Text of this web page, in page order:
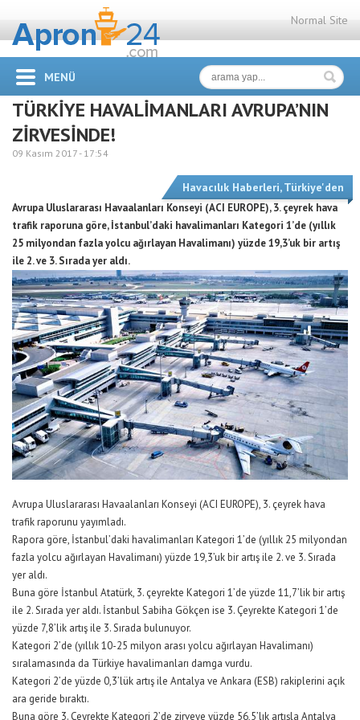
Normal Site
MENÜ
TÜRKİYE HAVALİMANLARI AVRUPA’NIN
ZİRVESİNDE!
09 Kasım 2017 - 17:54
Havacılık Haberleri,Türkiye'den
Avrupa Uluslararası Havaalanları Konseyi (ACI EUROPE), 3. çeyrek hava
trafik raporuna göre, İstanbul’daki havalimanları Kategori 1’de (yıllık
25 milyondan fazla yolcu ağırlayan Havalimanı) yüzde 19,3’uk bir artış
ile 2. ve 3. Sırada yer aldı.
Avrupa Uluslararası Havaalanları Konseyi (ACI EUROPE), 3. çeyrek hava
trafik raporunu yayımladı.
Rapora göre, İstanbul’daki havalimanları Kategori 1’de (yıllık 25 milyondan
fazla yolcu ağırlayan Havalimanı) yüzde 19,3’uk bir artış ile 2. ve 3. Sırada
yer aldı.
Buna göre İstanbul Atatürk, 3. çeyrekte Kategori 1’de yüzde 11,7’lik bir artış
ile 2. Sırada yer aldı. İstanbul Sabiha Gökçen ise 3. Çeyrekte Kategori 1’de
yüzde 7,8’lik artış ile 3. Sırada bulunuyor.
Kategori 2’de (yıllık 10-25 milyon arası yolcu ağırlayan Havalimanı)
sıralamasında da Türkiye havalimanları damga vurdu.
Kategori 2’de yüzde 0,3’lük artış ile Antalya ve Ankara (ESB) rakiplerini açık
ara geride bıraktı.
Buna göre 3. Çeyrekte Kategori 2’de zirveye yüzde 56,5’lık artışla Antalya